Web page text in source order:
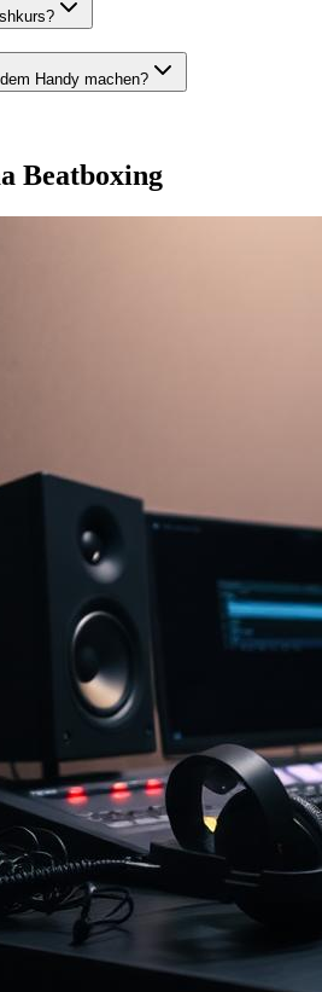
Handy machen?
Beatboxing